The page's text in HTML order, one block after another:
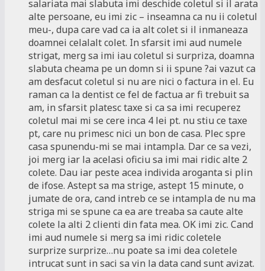
salariata mai slabuta imi deschide coletul si il arata
alte persoane, eu imi zic – inseamna ca nu ii coletul
meu-, dupa care vad ca ia alt colet si il inmaneaza
doamnei celalalt colet. In sfarsit imi aud numele
strigat, merg sa imi iau coletul si surpriza, doamna
slabuta cheama pe un domn si ii spune ?ai vazut ca
am desfacut coletul si nu are nici o factura in el. Eu
raman ca la dentist ce fel de factua ar fi trebuit sa
am, in sfarsit platesc taxe si ca sa imi recuperez
coletul mai mi se cere inca 4 lei pt. nu stiu ce taxe
pt, care nu primesc nici un bon de casa. Plec spre
casa spunendu-mi se mai intampla. Dar ce sa vezi,
joi merg iar la acelasi oficiu sa imi mai ridic alte 2
colete. Dau iar peste acea individa aroganta si plin
de ifose. Astept sa ma strige, astept 15 minute, o
jumate de ora, cand intreb ce se intampla de nu ma
striga mi se spune ca ea are treaba sa caute alte
colete la alti 2 clienti din fata mea. OK imi zic. Cand
imi aud numele si merg sa imi ridic coletele
surprize surprize…nu poate sa imi dea coletele
intrucat sunt in saci sa vin la data cand sunt avizat.